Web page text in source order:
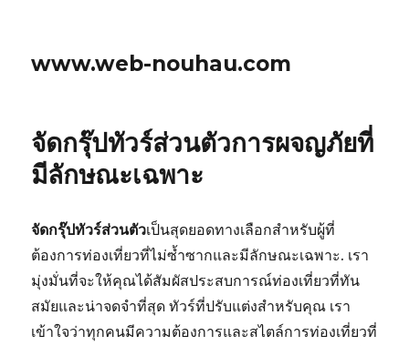
www.web-nouhau.com
จัดกรุ๊ปทัวร์ส่วนตัวการผจญภัยที่
มีลักษณะเฉพาะ
จัดกรุ๊ปทัวร์ส่วนตัวเป็นสุดยอดทางเลือกสำหรับผู้ที่
ต้องการท่องเที่ยวที่ไม่ซ้ำซากและมีลักษณะเฉพาะ. เรา
มุ่งมั่นที่จะให้คุณได้สัมผัสประสบการณ์ท่องเที่ยวที่ทัน
สมัยและน่าจดจำที่สุด ทัวร์ที่ปรับแต่งสำหรับคุณ เรา
เข้าใจว่าทุกคนมีความต้องการและสไตล์การท่องเที่ยวที่